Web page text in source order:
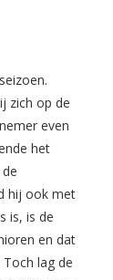
zich op de
even
het
hij ook met
is, is de
en dat
lag de